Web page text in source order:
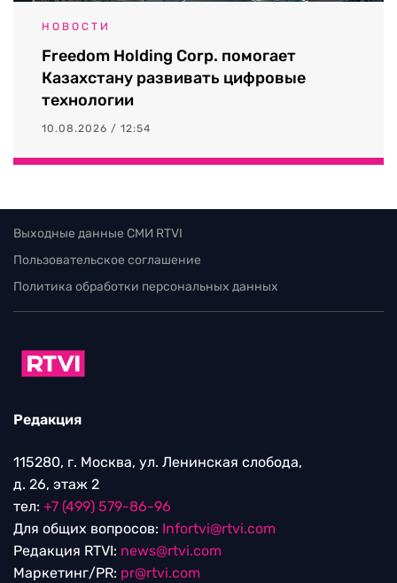
НОВОСТИ
Freedom Holding Corp. помогает
Казахстану развивать цифровые
технологии
10.08.2026 / 12:54
Выходные данные СМИ RTVI
Пользовательское соглашение
Политика обработки персональных данных
Редакция
115280, г. Москва, ул. Ленинская слобода,
д. 26, этаж 2
тел: +7 (499) 579-86-96
Для общих вопросов: Infortvi@rtvi.com
Редакция RTVI: news@rtvi.com
Маркетинг/PR: pr@rtvi.com